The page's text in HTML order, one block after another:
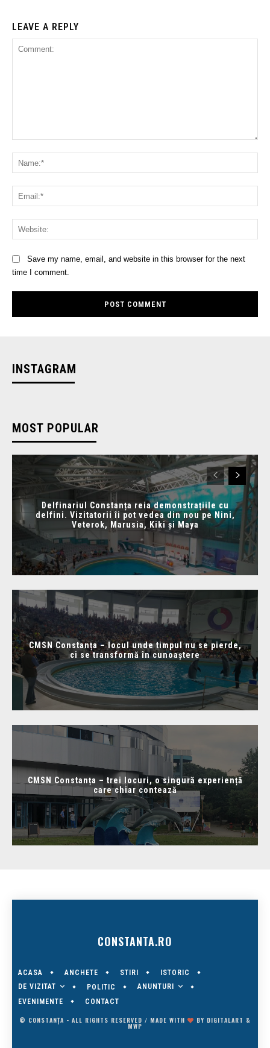
LEAVE A REPLY
Save my name, email, and website in this browser for the next
time I comment.
INSTAGRAM
MOST POPULAR
Delfinariul Constanța reia demonstrațiile cu
delfini. Vizitatorii îi pot vedea din nou pe Nini,
Veterok, Marusia, Kiki și Maya
CMSN Constanța – locul unde timpul nu se pierde,
ci se transformă în cunoaștere
CMSN Constanța – trei locuri, o singură experiență
care chiar contează
CONSTANTA.RO
ACASA ANCHETE STIRI
ISTORIC
DE VIZITAT
POLITIC
ANUNTURI
EVENIMENTE
CONTACT
© CONSTANȚA - ALL RIGHTS RESERVED / MADE WITH BY DIGITALART &
MWP